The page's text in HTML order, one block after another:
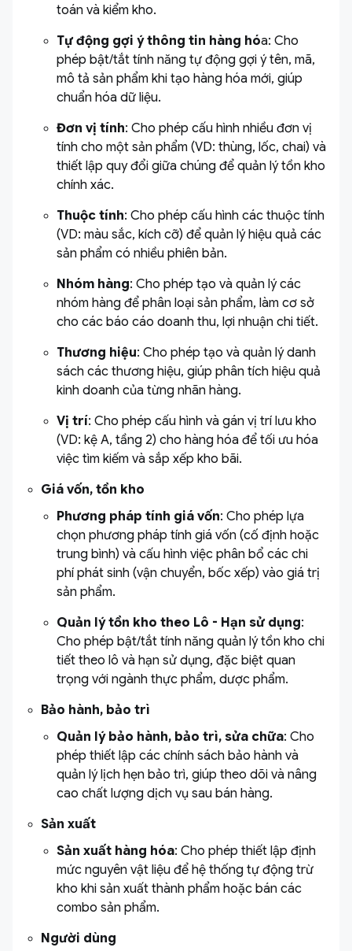
toán và kiểm kho.
Tự động gợi ý thông tin hàng hóa: Cho
phép bật/tắt tính năng tự động gợi ý tên, mã,
mô tả sản phẩm khi tạo hàng hóa mới, giúp
chuẩn hóa dữ liệu.
Đơn vị tính: Cho phép cấu hình nhiều đơn vị
tính cho một sản phẩm (VD: thùng, lốc, chai) và
thiết lập quy đổi giữa chúng để quản lý tồn kho
chính xác.
Thuộc tính: Cho phép cấu hình các thuộc tính
(VD: màu sắc, kích cỡ) để quản lý hiệu quả các
sản phẩm có nhiều phiên bản.
Nhóm hàng: Cho phép tạo và quản lý các
nhóm hàng để phân loại sản phẩm, làm cơ sở
cho các báo cáo doanh thu, lợi nhuận chi tiết.
Thương hiệu: Cho phép tạo và quản lý danh
sách các thương hiệu, giúp phân tích hiệu quả
kinh doanh của từng nhãn hàng.
Vị trí: Cho phép cấu hình và gán vị trí lưu kho
(VD: kệ A, tầng 2) cho hàng hóa để tối ưu hóa
việc tìm kiếm và sắp xếp kho bãi.
Giá vốn, tồn kho
Phương pháp tính giá vốn: Cho phép lựa
chọn phương pháp tính giá vốn (cố định hoặc
trung bình) và cấu hình việc phân bổ các chi
phí phát sinh (vận chuyển, bốc xếp) vào giá trị
sản phẩm.
Quản lý tồn kho theo Lô - Hạn sử dụng:
Cho phép bật/tắt tính năng quản lý tồn kho chi
tiết theo lô và hạn sử dụng, đặc biệt quan
trọng với ngành thực phẩm, dược phẩm.
Bảo hành, bảo trì
Quản lý bảo hành, bảo trì, sửa chữa: Cho
phép thiết lập các chính sách bảo hành và
quản lý lịch hẹn bảo trì, giúp theo dõi và nâng
cao chất lượng dịch vụ sau bán hàng.
Sản xuất
Sản xuất hàng hóa: Cho phép thiết lập định
mức nguyên vật liệu để hệ thống tự động trừ
kho khi sản xuất thành phẩm hoặc bán các
combo sản phẩm.
Người dùng